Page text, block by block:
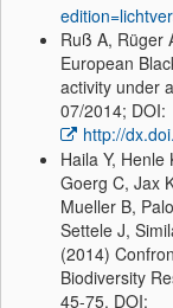
Ruß A, Rüger
European
activity under
07/2014; DOI:
http://
Haila Y,
Goerg C, Jax
Mueller B,
Settele J,
(2014)
Biodiversity
45-75. DOI: